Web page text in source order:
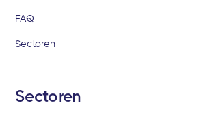
FAQ
Sectoren
Sectoren